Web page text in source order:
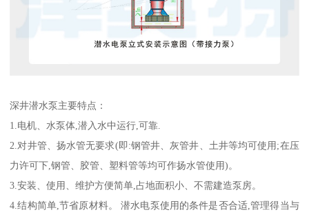
深井潜水泵主要特点：
1.电机、水泵体,潜入水中运行,可靠.
2.对井管、扬水管无要求(即:钢管井、灰管井、土井等均可使用;在压
力许可下,钢管、胶管、塑料管等均可作扬水管使用)。
3.安装、使用、维护方便简单,占地面积小、不需建造泵房。
4.结构简单,节省原材料。 潜水电泵使用的条件是否合适,管理得当与